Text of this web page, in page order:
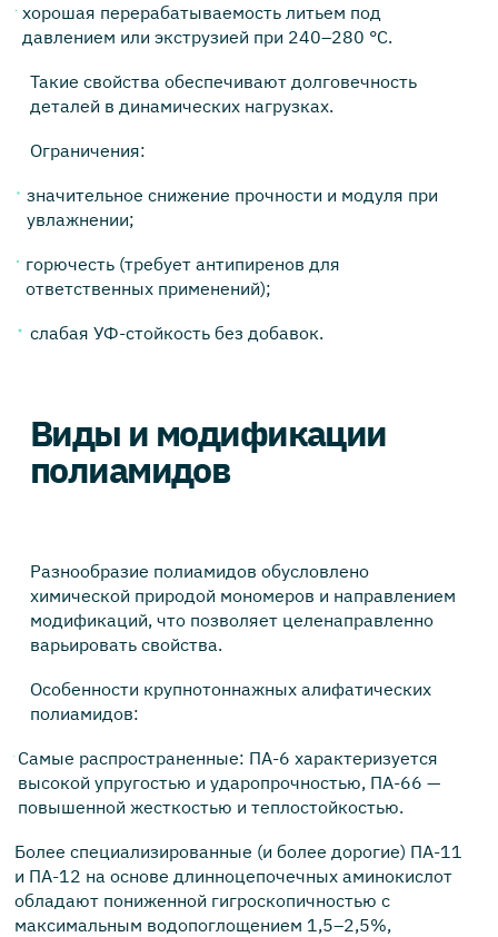
хорошая перерабатываемость литьем под
давлением или экструзией при 240–280 °C.
Такие свойства обеспечивают долговечность
деталей в динамических нагрузках.
Ограничения:
значительное снижение прочности и модуля при
увлажнении;
горючесть (требует антипиренов для
ответственных применений);
слабая УФ-стойкость без добавок.
Виды и модификации
полиамидов
Разнообразие полиамидов обусловлено
химической природой мономеров и направлением
модификаций, что позволяет целенаправленно
варьировать свойства.
Особенности крупнотоннажных алифатических
полиамидов:
Самые распространенные: ПА-6 характеризуется
высокой упругостью и ударопрочностью, ПА-66 —
повышенной жесткостью и теплостойкостью.
Более специализированные (и более дорогие) ПА-11
и ПА-12 на основе длинноцепочечных аминокислот
обладают пониженной гигроскопичностью с
максимальным водопоглощением 1,5–2,5%,